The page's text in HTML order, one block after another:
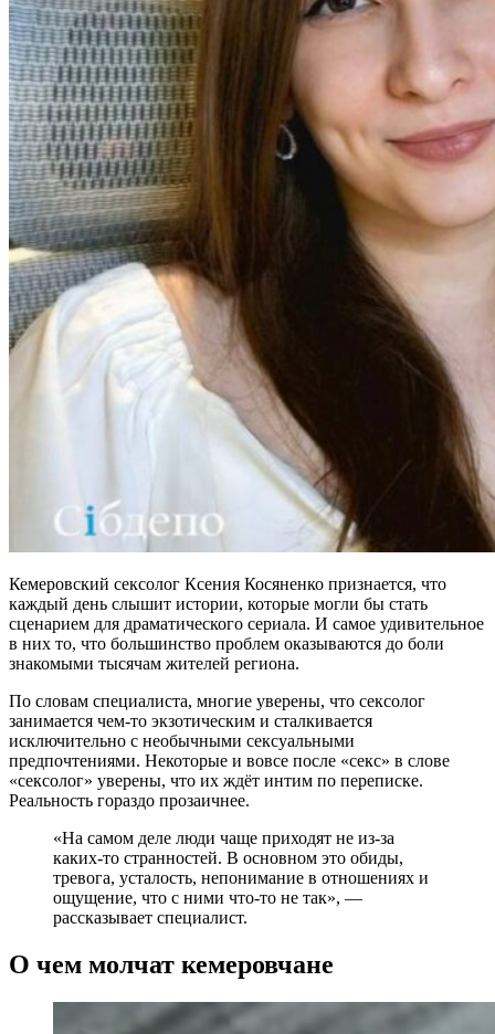
Кемеровский сексолог Ксения Косяненко признается, что
каждый день слышит истории, которые могли бы стать
сценарием для драматического сериала. И самое удивительное
в них то, что большинство проблем оказываются до боли
знакомыми тысячам жителей региона.
По словам специалиста, многие уверены, что сексолог
занимается чем-то экзотическим и сталкивается
исключительно с необычными сексуальными
предпочтениями. Некоторые и вовсе после «секс» в слове
«сексолог» уверены, что их ждёт интим по переписке.
Реальность гораздо прозаичнее.
«На самом деле люди чаще приходят не из-за
каких-то странностей. В основном это обиды,
тревога, усталость, непонимание в отношениях и
ощущение, что с ними что-то не так», —
рассказывает специалист.
О чем молчат кемеровчане